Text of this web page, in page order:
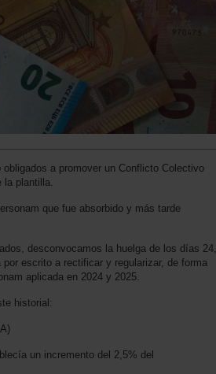
a promover un Conflicto Colectivo
la plantilla.
que fue absorbido y más tarde
desconvocamos la huelga de los días 24,
escrito a rectificar y regularizar, de forma
aplicada en 2024 y 2025.
historial:
un incremento del 2,5% del